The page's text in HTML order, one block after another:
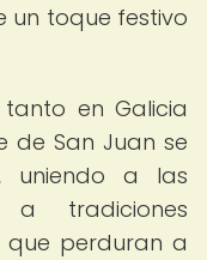
un toque festivo
en Galicia
de San Juan se
uniendo a las
tradiciones
que perduran a